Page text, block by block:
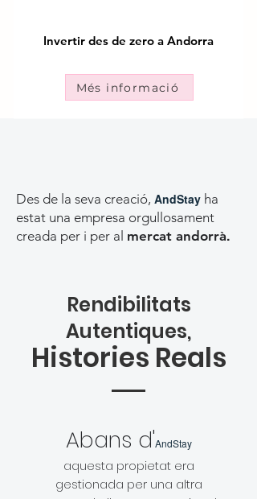
Invertir des de zero a Andorra
Més informació
Des de la seva creació, AndStay ha
estat una empresa orgullosament
creada per i per al mercat andorrà.
Rendibilitats
Autentiques,
Histories Reals
Abans d'AndStay
aquesta propietat era
gestionada per una altra